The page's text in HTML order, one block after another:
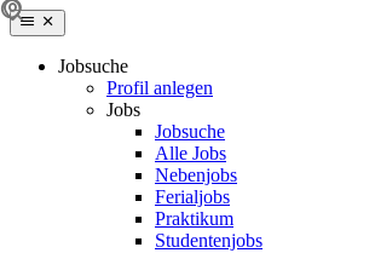
Jobsuche
Profil anlegen
Jobs
Jobsuche
Alle Jobs
Nebenjobs
Ferialjobs
Praktikum
Studentenjobs